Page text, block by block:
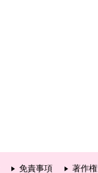
免責事項 著作権